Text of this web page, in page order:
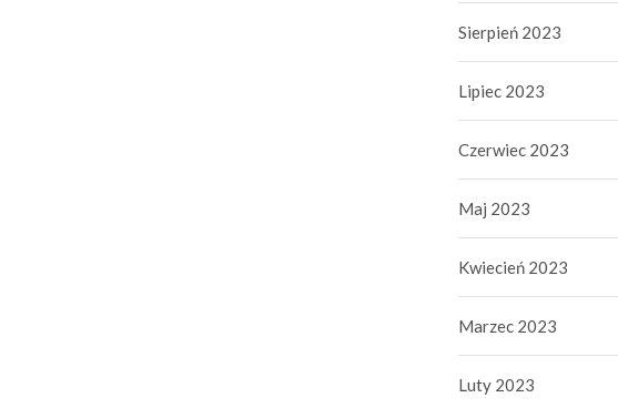
Sierpień 2023
Lipiec 2023
Czerwiec 2023
Maj 2023
Kwiecień 2023
Marzec 2023
Luty 2023